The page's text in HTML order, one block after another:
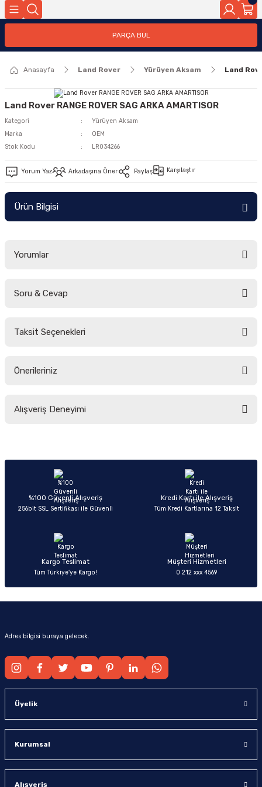
PARÇA BUL
Anasayfa Land Rover Yürüyen Aksam Land
Land Rover RANGE ROVER SAG ARKA AMARTISOR
Kategori
Yürüyen Aksam
Marka
OEM
Stok Kodu
LR034266
Yorum Yaz Arkadaşına Öner Paylaş Karşılaştır
Ürün Bilgisi
Yorumlar
Soru & Cevap
Taksit Seçenekleri
Önerileriniz
yetersiz gördüğünüz noktaları öneri formunu kullanarak tarafımıza
Ürün açıklamasında eksik bilgiler bulunuyor.
Ürün bilgilerinde hatalar bulunuyor.
Ürün fiyatı diğer sitelerden daha pahalı.
Alışveriş Deneyimi
Sitemize ilk yorumu siz yapın!
%100 Güvenli Alışveriş
256bit SSL Sertifikası ile Güvenli
Kredi Kartı ile Alışveriş
Tüm Kredi Kartlarına 12 Taksit
Kargo Teslimat
Tüm Türkiye’ye Kargo!
Müşteri Hizmetleri
0 212 xxx 4569
Adres bilgisi buraya gelecek.
Üyelik
Kurumsal
Alışveriş